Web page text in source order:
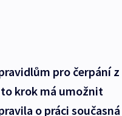
pro čerpání z
krok má umožnit
o práci současná